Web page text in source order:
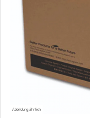
Abbildung ähnlich